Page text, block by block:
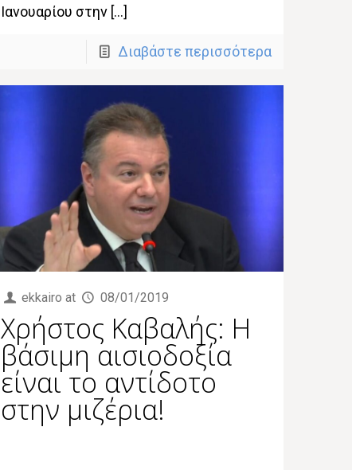
Ιανουαρίου στην […]
Διαβάστε περισσότερα
ekkairo at 08/01/2019
Χρήστος Καβαλής: Η
βάσιμη αισιοδοξία
είναι το αντίδοτο
στην μιζέρια!